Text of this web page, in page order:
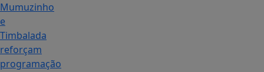
Mumuzinho
e
Timbalada
reforçam
programação